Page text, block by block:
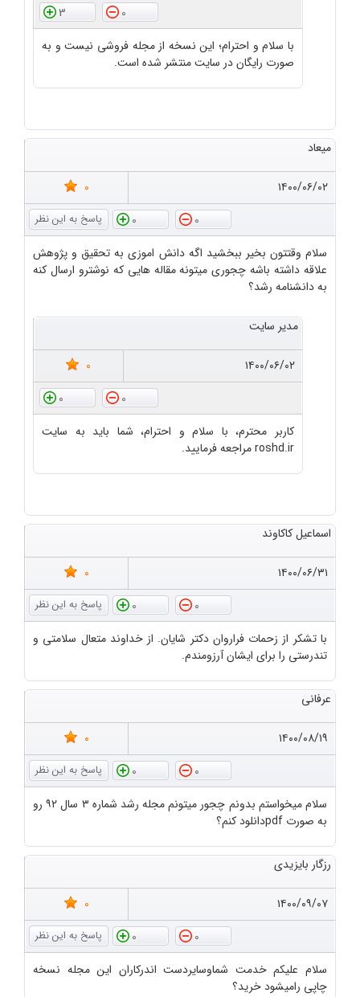
0
3
با سلام و احترام؛ این نسخه از مجله فروشی نیست و به
صورت رایگان در سایت منتشر شده است.
میعاد
۱۴۰۰/۰۶/۰۲
0
0
0
سلام وقتتون بخیر ببخشید اگه دانش اموزی به تحقیق و پژوهش
علاقه داشته باشه چجوری میتونه مقاله هایی که نوشترو ارسال کنه
به دانشنامه رشد؟
مدیر سایت
۱۴۰۰/۰۶/۰۲
0
0
0
کاربر محترم، با سلام و احترام، شما باید به سایت
roshd.ir مراجعه فرمایید.
اسماعیل کاکاوند
۱۴۰۰/۰۶/۳۱
0
0
0
با تشکر از زحمات فراروان دکتر شایان. از خداوند متعال سلامتی و
تندرستی را برای ایشان آرزومندم.
عرفانی
۱۴۰۰/۰۸/۱۹
0
0
0
سلام میخواستم بدونم چجور میتونم مجله رشد شماره ۳ سال ۹۲ رو
به صورت pdfدانلود کنم؟
رزگار بایزیدی
۱۴۰۰/۰۹/۰۷
0
0
0
سلام علیکم خدمت شماوسایردست اندرکاران این مجله نسخه
چاپی رامیشود خرید؟